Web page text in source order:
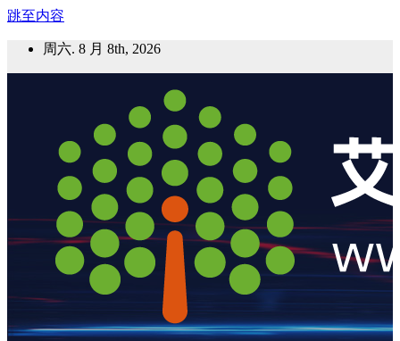
跳至内容
周六. 8 月 8th, 2026